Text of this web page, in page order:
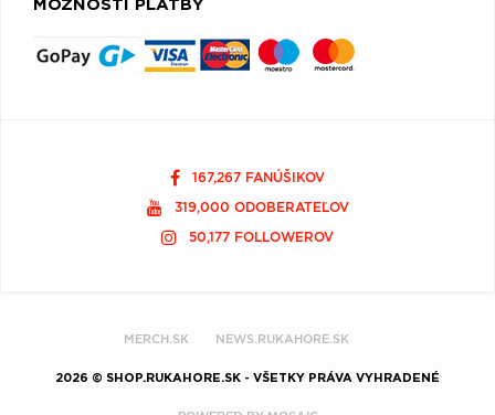
MOŽNOSTI PLATBY
167,267 FANÚŠIKOV
319,000 ODOBERATEĽOV
50,177 FOLLOWEROV
MERCH.SK NEWS.RUKAHORE.SK
2026 © SHOP.RUKAHORE.SK - VŠETKY PRÁVA VYHRADENÉ